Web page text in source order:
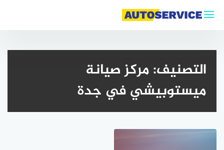
التصنيف:مركز صيانة
ميستوبيشي في جدة